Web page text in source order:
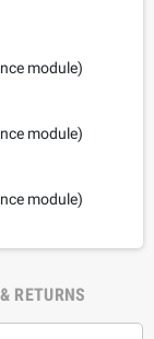
module)
module)
module)
RETURNS